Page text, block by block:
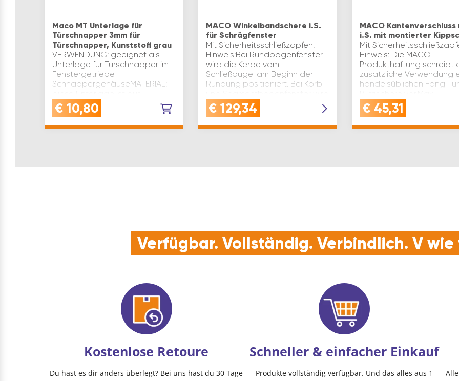
Maco MT Unterlage für
Türschnapper 3mm für
Türschnapper, Kunststoff grau
VERWENDUNG: geeignet als
Unterlage für Türschnapper im
Fenstergetriebe
SchnappergehäuseMATERIAL:
robustem und langlebigem
Kunststoff gefertigtMONTAGE:
€ 10,80
MACO Winkelbandschere i.S.
für Schrägfenster
Mit Sicherheitsschließzapfen.
Hinweis:Bei Rundbogenfenster
wird die Kerbe vom
Schließbügel am Beginn der
Rundung positioniert. Bei Korb-
der Endverschluss bzw. die
Ecku…
€ 129,34
MACO
i.S. mit montierter
Mit
Hinweis: Die MACO-
Produkthaftung schreibt
zusätzliche Verwendung
handelsüblichen Fang-
Flügelgewicht der Fang-
Putzschere beachte…
€ 45,31
Verfügbar. Vollständig. Verbindlich. V
Kostenlose Retoure
Du hast es dir anders überlegt? Bei uns hast du 30 Tage
Schneller & einfacher Einkauf
Produkte vollständig verfügbar. Und das alles aus 1